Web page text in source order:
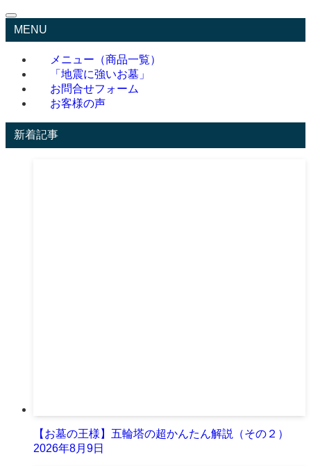
MENU
メニュー（商品一覧）
「地震に強いお墓」
お問合せフォーム
お客様の声
新着記事
【お墓の王様】五輪塔の超かんたん解説（その２）
2026年8月9日